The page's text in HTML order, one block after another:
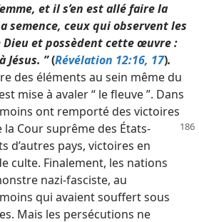
et il s’en est allé faire la
semence, ceux qui observent les
Dieu et possèdent cette œuvre :
Jésus. ”(Révélation 12:16, 17).
des éléments au sein même du
mise à avaler “ le fleuve ”. Dans
ont remporté des victoires
Cour suprême des États-
d’autres pays, victoires en
culte. Finalement, les nations
nazi-fasciste, au
qui avaient souffert sous
Mais les persécutions ne